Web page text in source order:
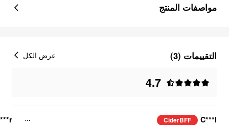
مواصفات المنتج
التقييمات (3)
4.7
عرض الكل
C***l
CiderBFF